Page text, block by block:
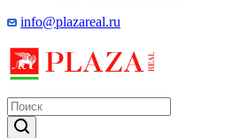
info@plazareal.ru